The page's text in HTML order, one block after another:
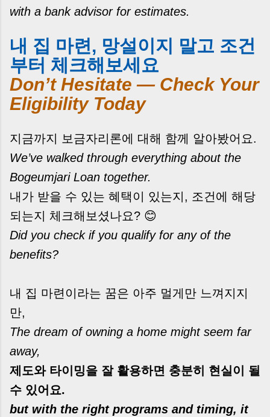
with a bank advisor for estimates.
내 집 마련, 망설이지 말고 조건
부터 체크해보세요
Don’t Hesitate — Check Your
Eligibility Today
지금까지 보금자리론에 대해 함께 알아봤어요.
We’ve walked through everything about the
Bogeumjari Loan together.
내가 받을 수 있는 혜택이 있는지, 조건에 해당
되는지 체크해보셨나요? 😊
Did you check if you qualify for any of the
benefits?
내 집 마련이라는 꿈은 아주 멀게만 느껴지지
만,
The dream of owning a home might seem far
away,
제도와 타이밍을 잘 활용하면 충분히 현실이 될
수 있어요.
but with the right programs and timing, it